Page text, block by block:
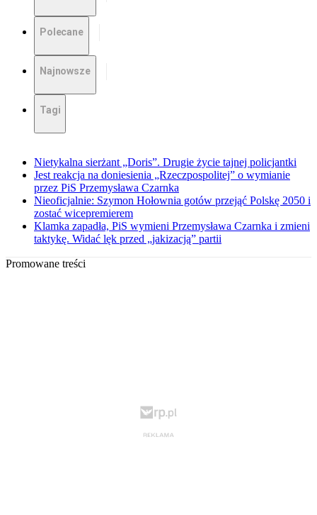
Polecane
Najnowsze
Tagi
Nietykalna sierżant „Doris”. Drugie życie tajnej policjantki
Jest reakcja na doniesienia „Rzeczpospolitej” o wymianie
przez PiS Przemysława Czarnka
Nieoficjalnie: Szymon Hołownia gotów przejąć Polskę 2050 i
zostać wicepremierem
Klamka zapadła, PiS wymieni Przemysława Czarnka i zmieni
taktykę. Widać lęk przed „jakizacją” partii
Promowane treści